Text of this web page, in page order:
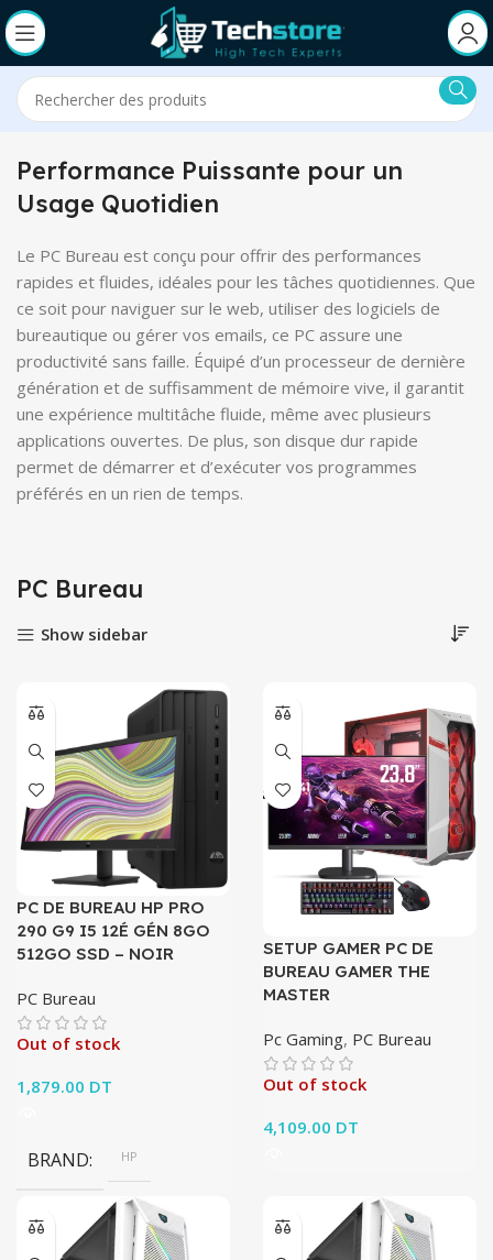
Performance Puissante pour un
Usage Quotidien
Le PC Bureau est conçu pour offrir des performances
rapides et fluides, idéales pour les tâches quotidiennes. Que
ce soit pour naviguer sur le web, utiliser des logiciels de
bureautique ou gérer vos emails, ce PC assure une
productivité sans faille. Équipé d’un processeur de dernière
génération et de suffisamment de mémoire vive, il garantit
une expérience multitâche fluide, même avec plusieurs
applications ouvertes. De plus, son disque dur rapide
permet de démarrer et d’exécuter vos programmes
préférés en un rien de temps.
PC Bureau
Show sidebar
PC DE BUREAU HP PRO
290 G9 I5 12É GÉN 8GO
512GO SSD – NOIR
PC Bureau
Out of stock
1,879.00 DT
BRAND HP
SETUP GAMER PC DE
BUREAU GAMER THE
MASTER
Pc Gaming, PC Bureau
Out of stock
4,109.00 DT